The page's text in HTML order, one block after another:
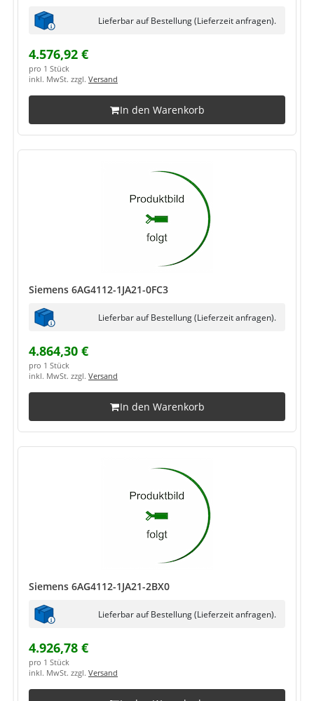
Lieferbar auf Bestellung (Lieferzeit anfragen).
4.576,92 €
pro 1 Stück
inkl. MwSt. zzgl. Versand
In den Warenkorb
Siemens 6AG4112-1JA21-0FC3
Lieferbar auf Bestellung (Lieferzeit anfragen).
4.864,30 €
pro 1 Stück
inkl. MwSt. zzgl. Versand
In den Warenkorb
Siemens 6AG4112-1JA21-2BX0
Lieferbar auf Bestellung (Lieferzeit anfragen).
4.926,78 €
pro 1 Stück
inkl. MwSt. zzgl. Versand